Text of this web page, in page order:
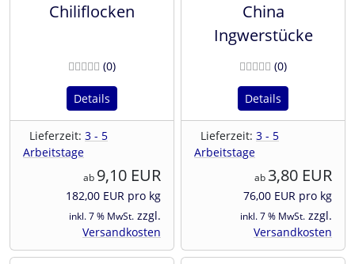
Chiliflocken
(0Bewertungen
)
Details
Lieferzeit: 3 - 5
Arbeitstage
ab 9,10 EUR
182,00 EUR pro kg
inkl. 7 % MwSt. zzgl.
Versandkosten
China
Ingwerstücke
(0)
Details
Lieferzeit: 3 - 5
Arbeitstage
ab 3,80 EUR
76,00 EUR pro kg
inkl. 7 % MwSt. zzgl.
Versandkosten